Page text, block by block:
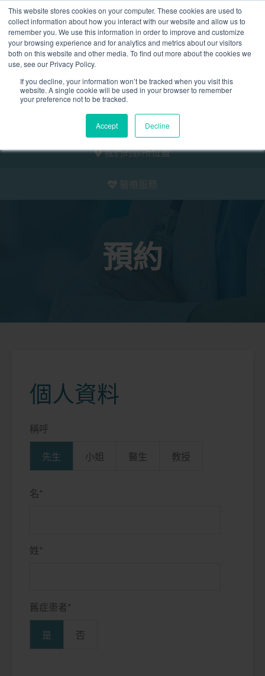
This website stores cookies on your computer. These cookies are used to
collect information about how you interact with our website and allow us to
remember you. We use this information in order to improve and customize
your browsing experience and for analytics and metrics about our visitors
both on this website and other media. To find out more about the cookies we
use, see our Privacy Policy.
If you decline, your information won’t be tracked when you visit this
website. A single cookie will be used in your browser to remember
your preference not to be tracked.
Accept Decline
2155 9055
預約
我們的診所位置
醫療服務
預約
個人資料
稱呼
先生 小姐 醫生 教授
名 *
姓 *
舊症患者 *
是 否